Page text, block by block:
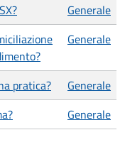
Generale
Generale
pratica?
Generale
Generale